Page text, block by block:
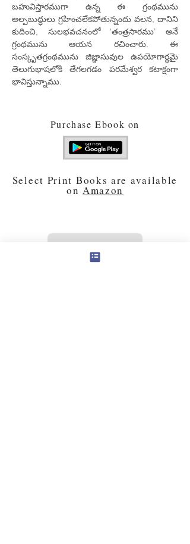
బహువిస్తారముగా ఉన్న ఈ గ్రంథమును
అల్పబుద్ధులు గ్రహించలేకపోతున్నందు వలన, దానిని
కుదించి, సులభవచనంలో ‘తంత్రసారము’ అనే
గ్రంథమును ఆయన రచించారు. ఈ
సంస్కృతగ్రంథమును జిజ్ఞాసువుల ఉపయోగార్థమై
తెలుగుభాషలోకి తేగలగడం పరమేశ్వర కటాక్షంగా
భావిస్తున్నాము.
Purchase Ebook on
Select Print Books are available
on Amazon
PREVIOUS BOOK